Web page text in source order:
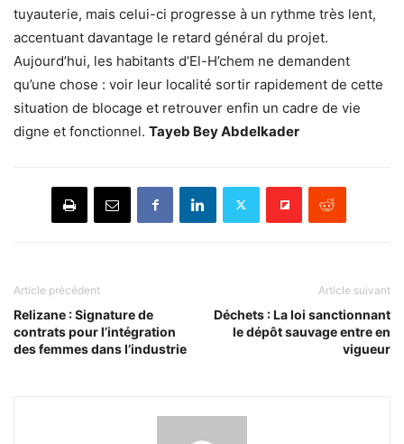
tuyauterie, mais celui-ci progresse à un rythme très lent,
accentuant davantage le retard général du projet.
Aujourd’hui, les habitants d’El-H’chem ne demandent
qu’une chose : voir leur localité sortir rapidement de cette
situation de blocage et retrouver enfin un cadre de vie
digne et fonctionnel. Tayeb Bey Abdelkader
Article précédent
Relizane : Signature de
contrats pour l’intégration
des femmes dans l’industrie
Article suivant
Déchets : La loi sanctionnant
le dépôt sauvage entre en
vigueur